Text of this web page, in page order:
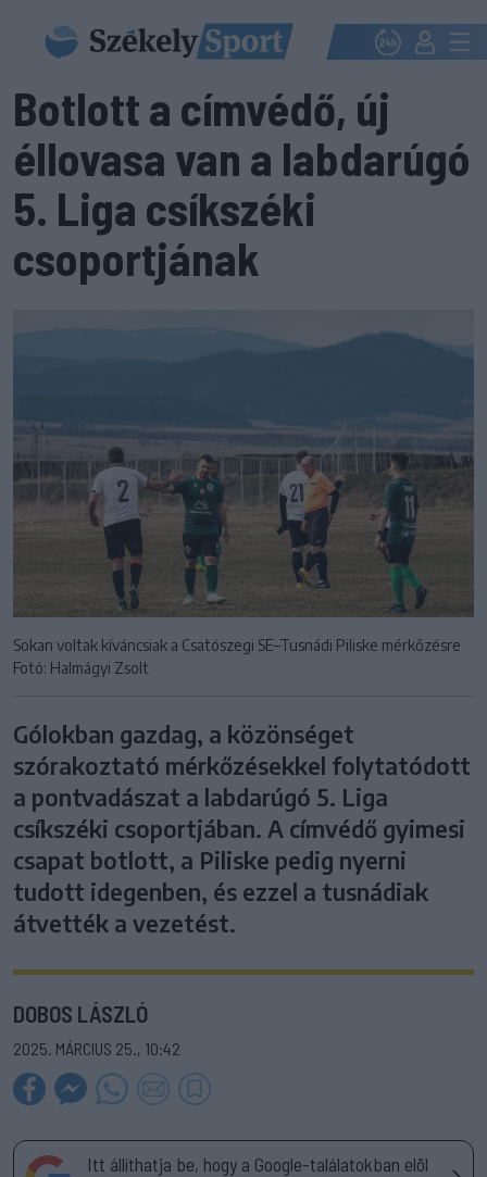
Botlott a címvédő, új
éllovasa van a labdarúgó
5. Liga csíkszéki
csoportjának
Sokan voltak kíváncsiak a Csatószegi SE–Tusnádi Piliske mérkőzésre
Fotó: Halmágyi Zsolt
Gólokban gazdag, a közönséget
szórakoztató mérkőzésekkel folytatódott
a pontvadászat a labdarúgó 5. Liga
csíkszéki csoportjában. A címvédő gyimesi
csapat botlott, a Piliske pedig nyerni
tudott idegenben, és ezzel a tusnádiak
átvették a vezetést.
DOBOS LÁSZLÓ
2025. MÁRCIUS 25., 10:42
Itt állíthatja be, hogy a Google-találatokban elöl